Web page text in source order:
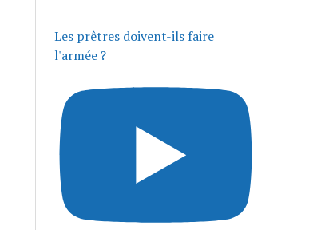
Les prêtres doivent-ils faire
l'armée ?